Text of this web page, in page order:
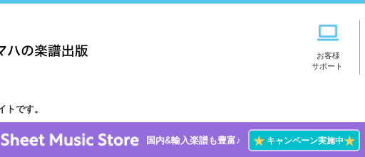
お客様
サポート
です。
国内&輸入楽譜も豊富♪ ★キャンペーン実施中★